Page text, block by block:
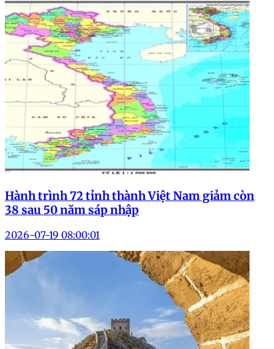
Hành trình 72 tỉnh thành Việt Nam giảm còn
38 sau 50 năm sáp nhập
2026-07-19 08:00:01